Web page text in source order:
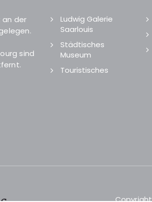
an der
sind
Ludwig Galerie
Saarlouis
Städtisches
Museum
Touristisches